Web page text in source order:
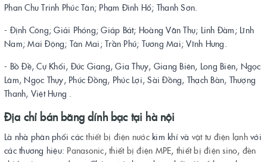
Phan Chu Trinh Phúc Tân; Phạm Đình Hổ; Thanh Sơn.
- Định Công; Giải Phóng; Giáp Bát; Hoàng Văn Thụ; Linh Đàm; Lĩnh
Nam; Mai Động; Tân Mai; Trần Phú; Tương Mai; Vĩnh Hưng.
- Bồ Đề, Cự Khối, Đức Giang, Gia Thụy, Giang Biên, Long Biên, Ngọc
Lâm, Ngọc Thụy, Phúc Đồng, Phúc Lợi, Sài Đồng, Thạch Bàn, Thượng
Thanh, Việt Hưng .
Địa chỉ bán băng dính bạc tại hà nội
Là nhà phân phối cácthiết bị điện nướckim khí và vật tư điện lạnhvới
các thương hiệu: Panasonic, thiết bị điện MPE, thiết bị điện sino, đèn